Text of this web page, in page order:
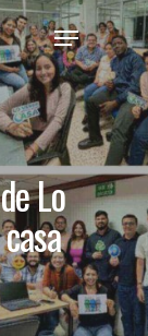
Menu
Lo
Close
Menu